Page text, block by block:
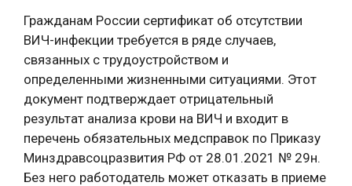
Гражданам России сертификат об отсутствии
ВИЧ-инфекции требуется в ряде случаев,
связанных с трудоустройством и
определенными жизненными ситуациями. Этот
документ подтверждает отрицательный
результат анализа крови на ВИЧ и входит в
перечень обязательных медсправок по Приказу
Минздравсоцразвития РФ от 28.01.2021 № 29н.
Без него работодатель может отказать в приеме